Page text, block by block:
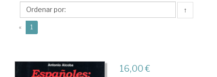
Editorial
San
↑
« 1
16,00 €